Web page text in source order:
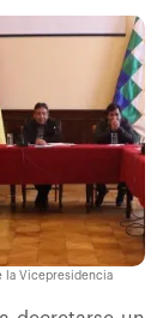
la Vicepresidencia